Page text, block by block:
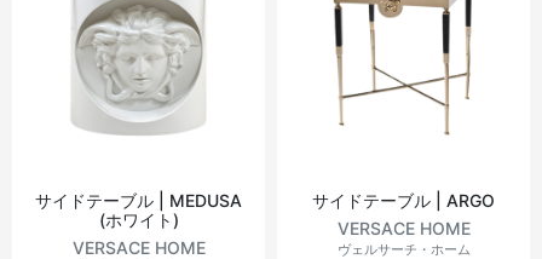
サイドテーブル | MEDUSA
(ホワイト)
VERSACE HOME
サイドテーブル | ARGO
VERSACE HOME
ヴェルサーチ・ホーム